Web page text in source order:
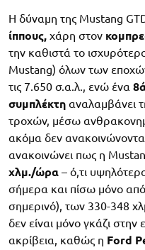
Η δύναμη της Mustang
ίππους, χάρη στον
την καθιστά το
Mustang) όλων των
τις 7.650 σ.α.λ., ενώ ένα
συμπλέκτη αναλαμβάνει
τροχών, μέσω
ακόμα δεν
ανακοινώνει πως η
χλμ./ώρα – ό,τι
σήμερα και πίσω μόνο
σημερινό), των 330-348
δεν είναι μόνο γκάζι στην
ακρίβεια, καθώς η Ford